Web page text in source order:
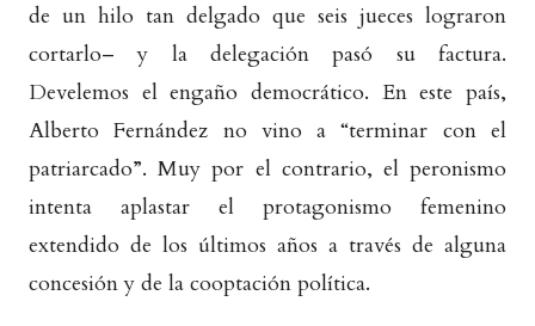
de un hilo tan delgado que seis jueces lograron
cortarlo– y la delegación pasó su factura.
Develemos el engaño democrático. En este país,
Alberto Fernández no vino a “terminar con el
patriarcado”. Muy por el contrario, el peronismo
intenta aplastar el protagonismo femenino
extendido de los últimos años a través de alguna
concesión y de la cooptación política.